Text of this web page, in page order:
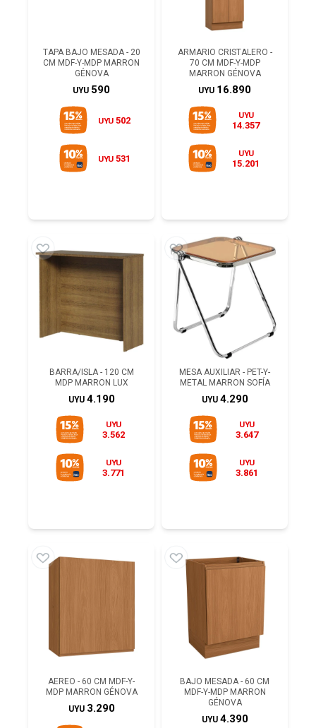
TAPA BAJO MESADA - 20
CM MDF-Y-MDP MARRON
GÉNOVA
UYU 590
UYU 502
UYU 531
ARMARIO CRISTALERO -
70 CM MDF-Y-MDP
MARRON GÉNOVA
UYU 16.890
UYU
14.357
UYU
15.201
BARRA/ISLA - 120 CM
MDP MARRON LUX
UYU 4.190
UYU
3.562
UYU
3.771
MESA AUXILIAR - PET-Y-
METAL MARRON SOFÍA
UYU 4.290
UYU
3.647
UYU
3.861
AEREO - 60 CM MDF-Y-
MDP MARRON GÉNOVA
UYU 3.290
BAJO MESADA - 60 CM
MDF-Y-MDP MARRON
GÉNOVA
UYU 4.390